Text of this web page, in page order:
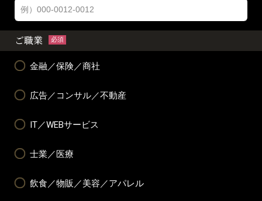
ご職業 必須
金融／保険／商社
広告／コンサル／不動産
IT／WEBサービス
士業／医療
飲食／物販／美容／アパレル